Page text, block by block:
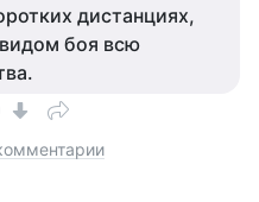
дистанциях,
боя всю